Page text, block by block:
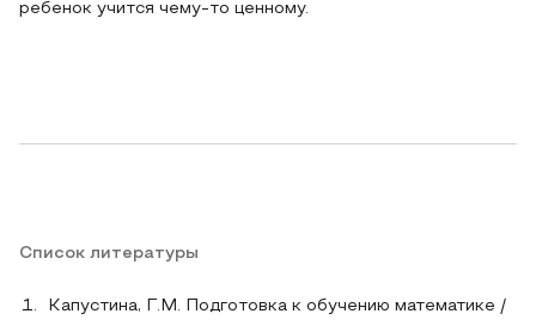
ребенок учится чему-то ценному.
Список литературы
Капустина, Г.М. Подготовка к обучению математике /